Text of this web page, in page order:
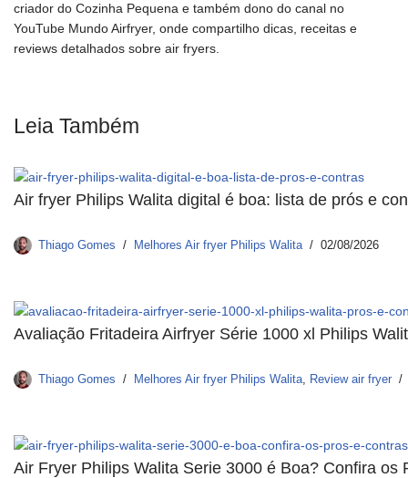
criador do Cozinha Pequena e também dono do canal no
YouTube Mundo Airfryer, onde compartilho dicas, receitas e
reviews detalhados sobre air fryers.
Leia Também
Air fryer Philips Walita digital é boa: lista de prós e
Thiago Gomes Melhores Air fryer Philips Walita 02/08/2026
Avaliação Fritadeira Airfryer Série 1000 xl Philips
Thiago Gomes Melhores Air fryer Philips Walita Review air fryer
Air Fryer Philips Walita Serie 3000 é Boa? Confira os